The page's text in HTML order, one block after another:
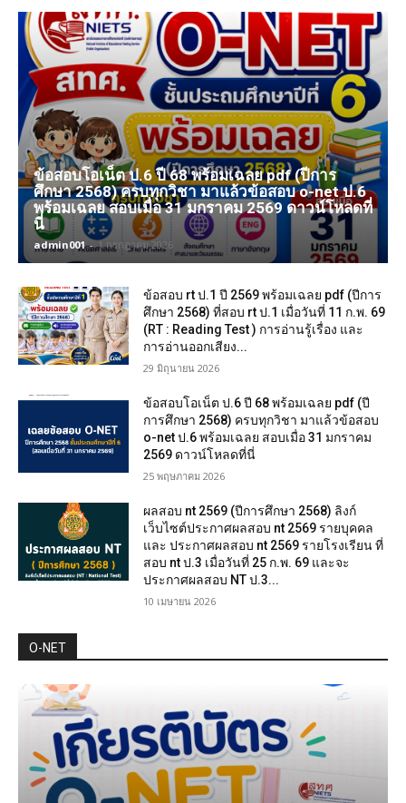
ข้อสอบโอเน็ต ป.6 ปี 68 พร้อมเฉลย pdf (ปีการ
ศึกษา 2568) ครบทุกวิชา มาแล้วข้อสอบ o-net ป.6
พร้อมเฉลย สอบเมื่อ 31 มกราคม 2569 ดาวน์โหลดที่
นี่
admin001 - 1 กรกฎาคม 2026
ข้อสอบ rt ป.1 ปี 2569 พร้อมเฉลย pdf (ปีการ
ศึกษา 2568) ที่สอบ rt ป.1 เมื่อวันที่ 11 ก.พ. 69
(RT : Reading Test ) การอ่านรู้เรื่อง และ
การอ่านออกเสียง...
29 มิถุนายน 2026
ข้อสอบโอเน็ต ป.6 ปี 68 พร้อมเฉลย pdf (ปี
การศึกษา 2568) ครบทุกวิชา มาแล้วข้อสอบ
o-net ป.6 พร้อมเฉลย สอบเมื่อ 31 มกราคม
2569 ดาวน์โหลดที่นี่
25 พฤษภาคม 2026
ผลสอบ nt 2569 (ปีการศึกษา 2568) ลิงก์
เว็บไซต์ประกาศผลสอบ nt 2569 รายบุคคล
และ ประกาศผลสอบ nt 2569 รายโรงเรียน ที่
สอบ nt ป.3 เมื่อวันที่ 25 ก.พ. 69 และจะ
ประกาศผลสอบ NT ป.3...
10 เมษายน 2026
O-NET